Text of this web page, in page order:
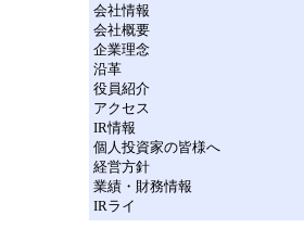
会社情報
会社概要
企業理念
沿革
役員紹介
アクセス
IR情報
個人投資家の皆様へ
経営方針
業績・財務情報
IRライ